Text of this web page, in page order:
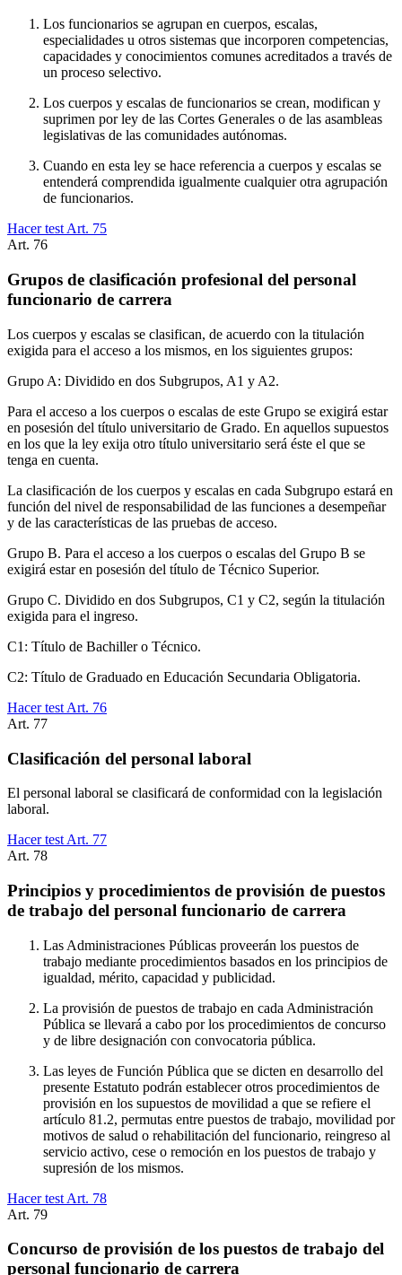
Los funcionarios se agrupan en cuerpos, escalas,
especialidades u otros sistemas que incorporen competencias,
capacidades y conocimientos comunes acreditados a través de
un proceso selectivo.
Los cuerpos y escalas de funcionarios se crean, modifican y
suprimen por ley de las Cortes Generales o de las asambleas
legislativas de las comunidades autónomas.
Cuando en esta ley se hace referencia a cuerpos y escalas se
entenderá comprendida igualmente cualquier otra agrupación
de funcionarios.
Hacer test Art. 75
Art. 76
Grupos de clasificación profesional del personal
funcionario de carrera
Los cuerpos y escalas se clasifican, de acuerdo con la titulación
exigida para el acceso a los mismos, en los siguientes grupos:
Grupo A: Dividido en dos Subgrupos, A1 y A2.
Para el acceso a los cuerpos o escalas de este Grupo se exigirá estar
en posesión del título universitario de Grado. En aquellos supuestos
en los que la ley exija otro título universitario será éste el que se
tenga en cuenta.
La clasificación de los cuerpos y escalas en cada Subgrupo estará en
función del nivel de responsabilidad de las funciones a desempeñar
y de las características de las pruebas de acceso.
Grupo B. Para el acceso a los cuerpos o escalas del Grupo B se
exigirá estar en posesión del título de Técnico Superior.
Grupo C. Dividido en dos Subgrupos, C1 y C2, según la titulación
exigida para el ingreso.
C1: Título de Bachiller o Técnico.
C2: Título de Graduado en Educación Secundaria Obligatoria.
Hacer test Art. 76
Art. 77
Clasificación del personal laboral
El personal laboral se clasificará de conformidad con la legislación
laboral.
Hacer test Art. 77
Art. 78
Principios y procedimientos de provisión de puestos
de trabajo del personal funcionario de carrera
Las Administraciones Públicas proveerán los puestos de
trabajo mediante procedimientos basados en los principios de
igualdad, mérito, capacidad y publicidad.
La provisión de puestos de trabajo en cada Administración
Pública se llevará a cabo por los procedimientos de concurso
y de libre designación con convocatoria pública.
Las leyes de Función Pública que se dicten en desarrollo del
presente Estatuto podrán establecer otros procedimientos de
provisión en los supuestos de movilidad a que se refiere el
artículo 81.2, permutas entre puestos de trabajo, movilidad por
motivos de salud o rehabilitación del funcionario, reingreso al
servicio activo, cese o remoción en los puestos de trabajo y
supresión de los mismos.
Hacer test Art. 78
Art. 79
Concurso de provisión de los puestos de trabajo del
personal funcionario de carrera